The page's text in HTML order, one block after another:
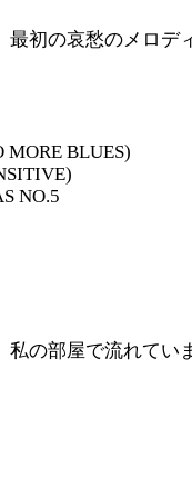
初の哀愁のメロデ
MORE BLUES)
NO.5
私の部屋で流れてい